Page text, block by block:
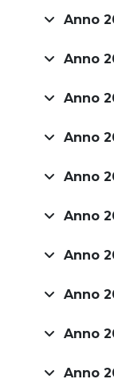
Anno
Anno
Anno
Anno
Anno
Anno
Anno
Anno
Anno
Anno